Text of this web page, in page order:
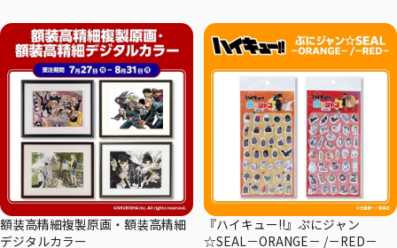
額装高精細複製原画・額装高精細
デジタルカラー
『ハイキュー!!』ぷにジャン
☆SEAL－ORANGE－ /－RED－